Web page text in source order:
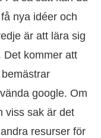
nya idéer och
är att lära sig
Det kommer att
google. Om
viss sak är det
resurser för